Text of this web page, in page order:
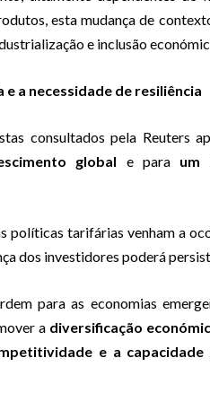
esta mudança de
e inclusão
a necessidade de resiliência
consultados pela Reuters
global e para um
políticas tarifárias venham a
dos investidores poderá
para as economias
a diversificação
e a